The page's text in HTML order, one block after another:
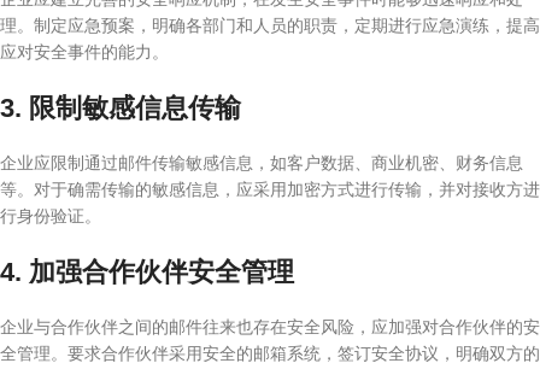
理。制定应急预案，明确各部门和人员的职责，定期进行应急演练，提高
应对安全事件的能力。
3. 限制敏感信息传输
企业应限制通过邮件传输敏感信息，如客户数据、商业机密、财务信息
等。对于确需传输的敏感信息，应采用加密方式进行传输，并对接收方进
行身份验证。
4. 加强合作伙伴安全管理
企业与合作伙伴之间的邮件往来也存在安全风险，应加强对合作伙伴的安
全管理。要求合作伙伴采用安全的邮箱系统，签订安全协议，明确双方的